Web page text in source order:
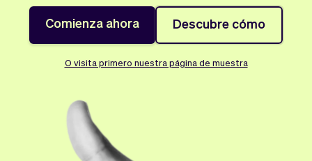
Impuestos
Checkout
Insertar Widget
Marketing
Vev
Piloto automático
Vista general
Ausencias
Comienza ahora Descubre cómo
O visita primero nuestra página de muestra